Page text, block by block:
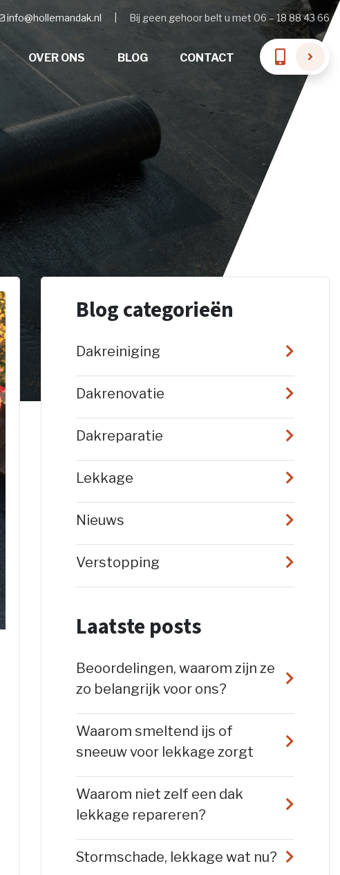
info@hollemandak.nl Bij geen gehoor belt u met 06 – 18 88 43 66
OVER ONS BLOG CONTACT
Blog categorieën
Dakreiniging
Dakrenovatie
Dakreparatie
Lekkage
Nieuws
Verstopping
Laatste posts
Beoordelingen, waarom zijn ze
zo belangrijk voor ons?
Waarom smeltend ijs of
sneeuw voor lekkage zorgt
Waarom niet zelf een dak
lekkage repareren?
Stormschade, lekkage wat nu?